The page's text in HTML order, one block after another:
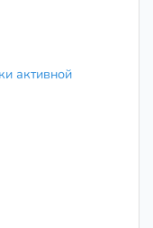
активной